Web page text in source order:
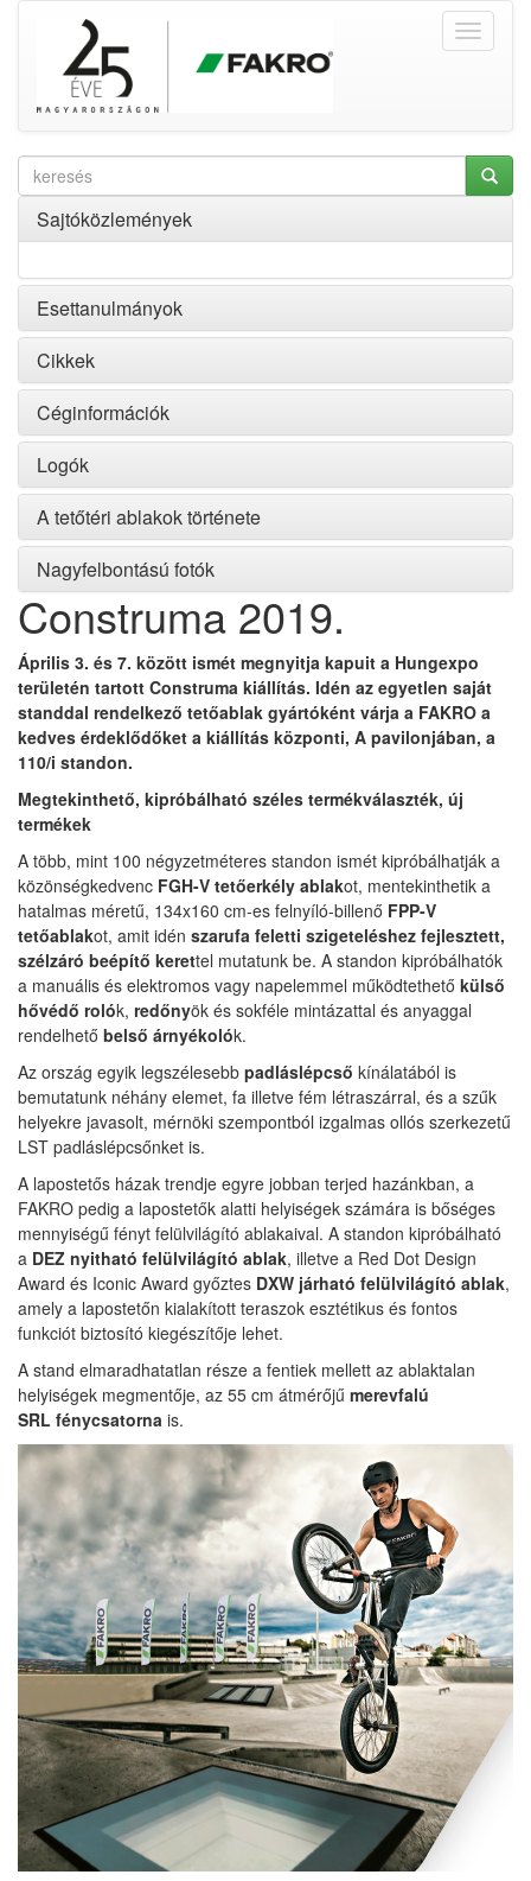
Sajtóközlemények
Esettanulmányok
Cikkek
Céginformációk
Logók
A tetőtéri ablakok története
Nagyfelbontású fotók
Construma 2019.
Április 3. és 7. között ismét megnyitja kapuit a Hungexpo
területén tartott Construma kiállítás. Idén az egyetlen saját
standdal rendelkező tetőablak gyártóként várja a FAKRO a
kedves érdeklődőket a kiállítás központi, A pavilonjában, a
110/i standon.
Megtekinthető, kipróbálható széles termékválaszték, új
termékek
A több, mint 100 négyzetméteres standon ismét kipróbálhatják a
közönségkedvenc FGH-V tetőerkély ablakot, mentekinthetik a
hatalmas méretű, 134x160 cm-es felnyíló-billenő FPP-V
tetőablakot, amit idén szarufa feletti szigeteléshez fejlesztett,
szélzáró beépítő kerettel mutatunk be. A standon kipróbálhatók
a manuális és elektromos vagy napelemmel működtethető külső
hővédő rolók, redőnyök és sokféle mintázattal és anyaggal
rendelhető belső árnyékolók.
Az ország egyik legszélesebb padláslépcső kínálatából is
bemutatunk néhány elemet, fa illetve fém létraszárral, és a szűk
helyekre javasolt, mérnöki szempontból izgalmas ollós szerkezetű
LST padláslépcsőnket is.
A lapostetős házak trendje egyre jobban terjed hazánkban, a
FAKRO pedig a lapostetők alatti helyiségek számára is bőséges
mennyiségű fényt felülvilágító ablakaival. A standon kipróbálható
a DEZ nyitható felülvilágító ablak, illetve a Red Dot Design
Award és Iconic Award győztes DXW járható felülvilágító ablak,
amely a lapostetőn kialakított teraszok esztétikus és fontos
funkciót biztosító kiegészítője lehet.
A stand elmaradhatatlan része a fentiek mellett az ablaktalan
helyiségek megmentője, az 55 cm átmérőjű merevfalú
SRL fénycsatorna is.